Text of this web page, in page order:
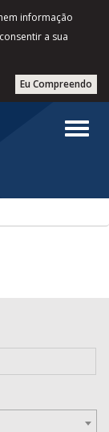
informação
a sua
Eu Compreendo